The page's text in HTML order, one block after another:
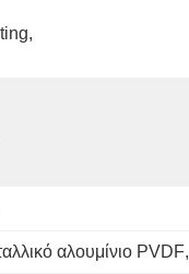
αλουμίνιο PVDF,